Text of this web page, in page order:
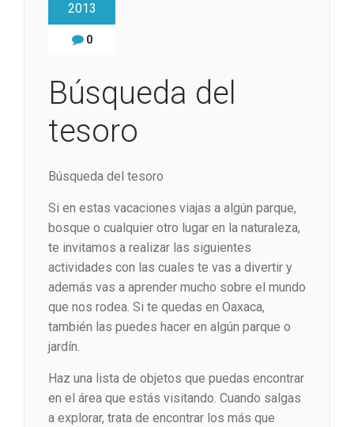
2013
0
Búsqueda del
tesoro
Búsqueda del tesoro
Si en estas vacaciones viajas a algún parque,
bosque o cualquier otro lugar en la naturaleza,
te invitamos a realizar las siguientes
actividades con las cuales te vas a divertir y
además vas a aprender mucho sobre el mundo
que nos rodea. Si te quedas en Oaxaca,
también las puedes hacer en algún parque o
jardín.
Haz una lista de objetos que puedas encontrar
en el área que estás visitando. Cuando salgas
a explorar, trata de encontrar los más que